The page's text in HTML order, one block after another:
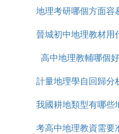
2.指研究地理的學科。
3.區域;區劃。
5.風水。
『肆』 地理是什麼
我們身邊的一切都可
地理分為人文地理和
理位置
地理考研哪個方面容
晉城初中地理教材用
麼版本
高中地理教輔哪個好
計量地理學自回歸分
的理論依據是什麼
我國耕地類型有哪些
理
考高中地理教資需要